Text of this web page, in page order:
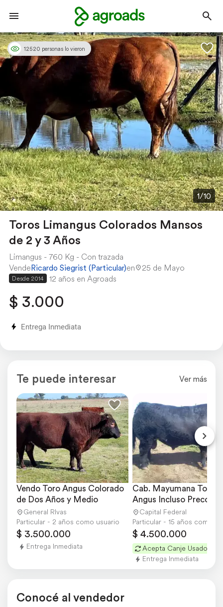
1/10
12520 personas lo vieron
Toros Limangus Colorados Mansos
de 2 y 3 Años
Limangus 760 Kg
Con trazada
VendeRicardo Siegrist (Particular)en 25 de Mayo
Desde 2014 12 años en Agroads
$ 3.000
Entrega Inmediata
Te puede interesar Ver más
Vendo Toro Angus Colorado
de Dos Años y Medio
General RIvas
Particular - 2 años como usuario
$ 3.500.000
Entrega Inmediata
Cab. Mayumana Toros
Angus Incluso Precoz
Capital Federal
Particular - 15 años como
$ 4.500.000
Acepta Canje Usados
Entrega Inmediata
Conocé al vendedor